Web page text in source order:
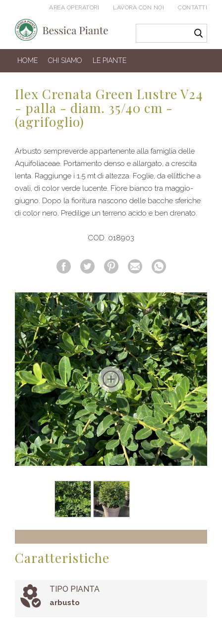
AREA OPERATORI LAVORA CON NOI CONTATTI
HOME CHI SIAMO LE PIANTE
Ilex Crenata Green Lustre V24
- palla - diam. 35/40 cm -
(agrifoglio)
Arbusto sempreverde appartenente alla famiglia delle
Aquifoliaceae. Portamento denso e allargato, a crescita
lenta. Raggiunge i 1.5 mt di altezza. Foglie, da ellittiche a
ovali, di color verde lucente. Fiore bianco tra maggio-
giugno. Dopo la fioritura nascono delle bacche sferiche
di color nero. Predilige un terreno acido e ben drenato.
COD. 018903
Caratteristiche
TIPO PIANTA
arbusto